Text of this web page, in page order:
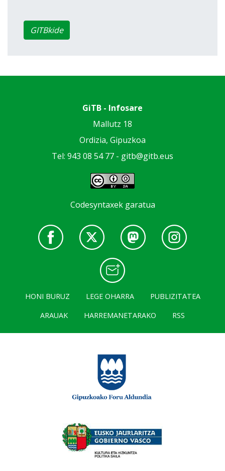
GITBkide
GiTB - Infosare
Mallutz 18
Ordizia, Gipuzkoa
Tel: 943 08 54 77 - gitb@gitb.eus
Codesyntaxek garatua
HONI BURUZ LEGE OHARRA
PUBLIZITATEA
ARAUAK
HARREMANETARAKO RSS